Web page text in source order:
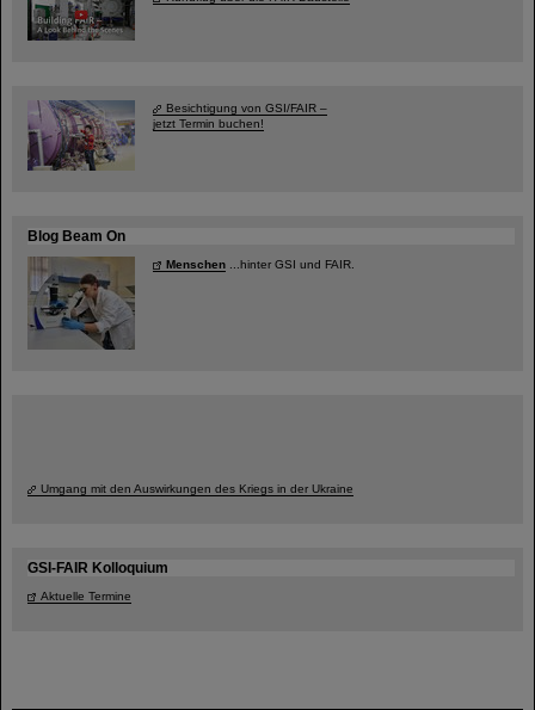
Besichtigung von GSI/FAIR –
jetzt Termin buchen!
Blog Beam On
Menschen ...hinter GSI und FAIR.
Umgang mit den Auswirkungen des Kriegs in der Ukraine
GSI-FAIR Kolloquium
Aktuelle Termine